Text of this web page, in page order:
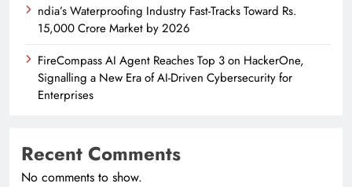
ndia’s Waterproofing Industry Fast-Tracks Toward Rs.
15,000 Crore Market by 2026
FireCompass AI Agent Reaches Top 3 on HackerOne,
Signalling a New Era of AI-Driven Cybersecurity for
Enterprises
Recent Comments
No comments to show.